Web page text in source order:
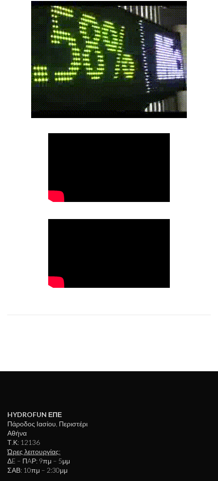
HYDROFUN ΕΠΕ
Πάροδος Ιασίου, Περιστέρι
Αθήνα
Τ.Κ: 12136
Ώρες λειτουργίας:
ΔE – ΠAΡ: 9πμ – 5μμ
ΣΑΒ: 10πμ – 2:30μμ